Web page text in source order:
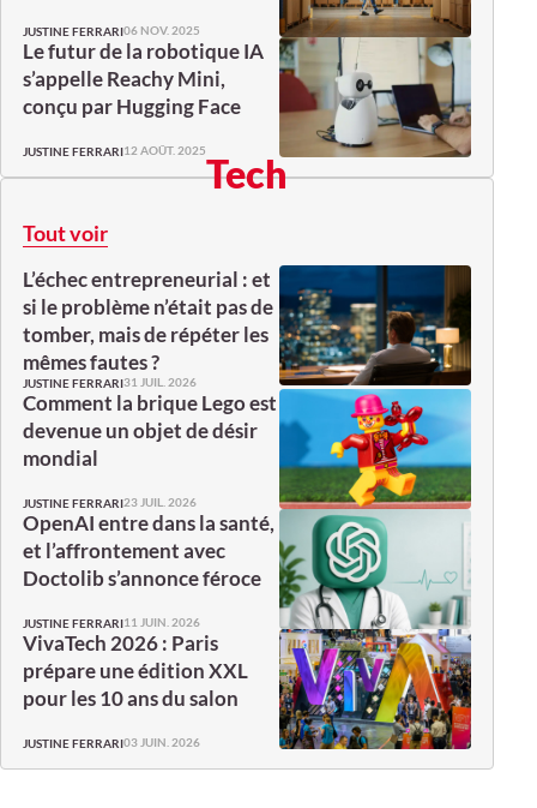
JUSTINE FERRARI06 NOV. 2025
Le futur de la robotique IA
s’appelle Reachy Mini,
conçu par Hugging Face
JUSTINE FERRARI12 AOÛT. 2025Tech
Tout voir
L’échec entrepreneurial : et
si le problème n’était pas de
tomber, mais de répéter les
mêmes fautes ?
JUSTINE FERRARI31 JUIL. 2026
Comment la brique Lego est
devenue un objet de désir
mondial
JUSTINE FERRARI23 JUIL. 2026
OpenAI entre dans la santé,
et l’affrontement avec
Doctolib s’annonce féroce
JUSTINE FERRARI11 JUIN. 2026
VivaTech 2026 : Paris
prépare une édition XXL
pour les 10 ans du salon
JUSTINE FERRARI03 JUIN. 2026